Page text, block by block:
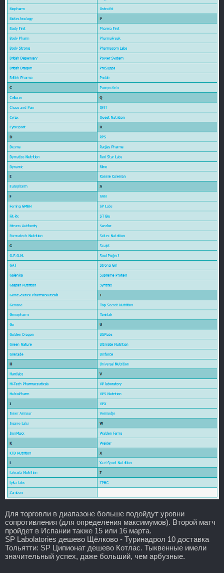
Для торговли в диапазоне больше подойдут уровни
сопротивления (для определения максимумов). Второй матч
пройдет в Испании также 15 или 16 марта.
SP Labolatories дешево Щёлково - Туринадрол 10 доставка
Тольятти: SP Ципионат дешево Котлас. Тыквенные имели
значительный успех, даже больший, чем арбузные.